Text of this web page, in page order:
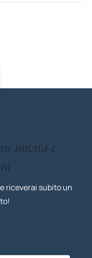
novità e
riceverai subito un